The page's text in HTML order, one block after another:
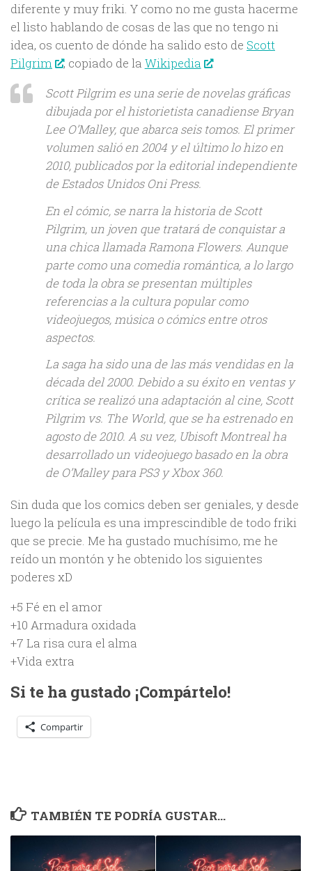
diferente y muy friki. Y como no me gusta hacerme
el listo hablando de cosas de las que no tengo ni
idea, os cuento de dónde ha salido esto de Scott
Pilgrim
, copiado de la Wikipedia
:
Scott Pilgrim es una serie de novelas gráficas
dibujada por el historietista canadiense Bryan
Lee O’Malley, que abarca seis tomos. El primer
volumen salió en 2004 y el último lo hizo en
2010, publicados por la editorial independiente
de Estados Unidos Oni Press.
En el cómic, se narra la historia de Scott
Pilgrim, un joven que tratará de conquistar a
una chica llamada Ramona Flowers. Aunque
parte como una comedia romántica, a lo largo
de toda la obra se presentan múltiples
referencias a la cultura popular como
videojuegos, música o cómics entre otros
aspectos.
La saga ha sido una de las más vendidas en la
década del 2000. Debido a su éxito en ventas y
crítica se realizó una adaptación al cine, Scott
Pilgrim vs. The World, que se ha estrenado en
agosto de 2010. A su vez, Ubisoft Montreal ha
desarrollado un videojuego basado en la obra
de O’Malley para PS3 y Xbox 360.
Sin duda que los comics deben ser geniales, y desde
luego la película es una imprescindible de todo friki
que se precie. Me ha gustado muchísimo, me he
reído un montón y he obtenido los siguientes
poderes xD
+5 Fé en el amor
+10 Armadura oxidada
+7 La risa cura el alma
+Vida extra
Si te ha gustado ¡Compártelo!
Compartir
TAMBIÉN TE PODRÍA GUSTAR...